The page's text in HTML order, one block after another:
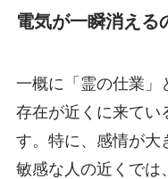
電気が一瞬消える
一概に「霊の仕業」
存在が近くに来てい
す。特に、感情が大
敏感な人の近くでは